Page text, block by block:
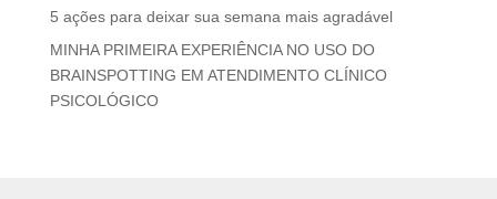
5 ações para deixar sua semana mais agradável
MINHA PRIMEIRA EXPERIÊNCIA NO USO DO
BRAINSPOTTING EM ATENDIMENTO CLÍNICO
PSICOLÓGICO